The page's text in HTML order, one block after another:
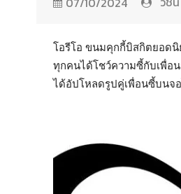
โอรีโอ ขนมคุกกี้บิสกิตยอด
ทุกคนได้โชว์ความซี้กับเพื่อ
ได้อัปโหลดรูปคู่เพื่อนซี้บนจ